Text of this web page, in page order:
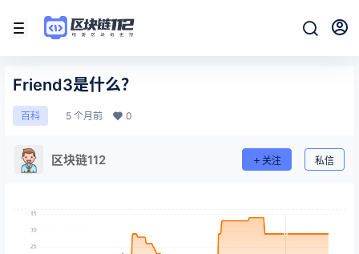
Friend3是什么？
百科 5 个月前 0
区块链112 关注 私信